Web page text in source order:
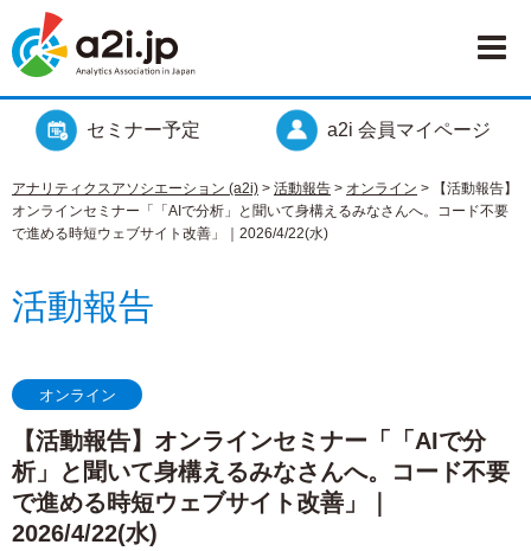
セミナー予定 a2i 会員マイページ
アナリティクスアソシエーション (a2i) > 活動報告 > オンライン >
【活動報告】
オンラインセミナー「「AIで分析」と聞いて身構えるみなさんへ。コード不要
で進める時短ウェブサイト改善」｜2026/4/22(水)
活動報告
オンライン
【活動報告】オンラインセミナー「「AIで分
析」と聞いて身構えるみなさんへ。コード不要
で進める時短ウェブサイト改善」｜
2026/4/22(水)